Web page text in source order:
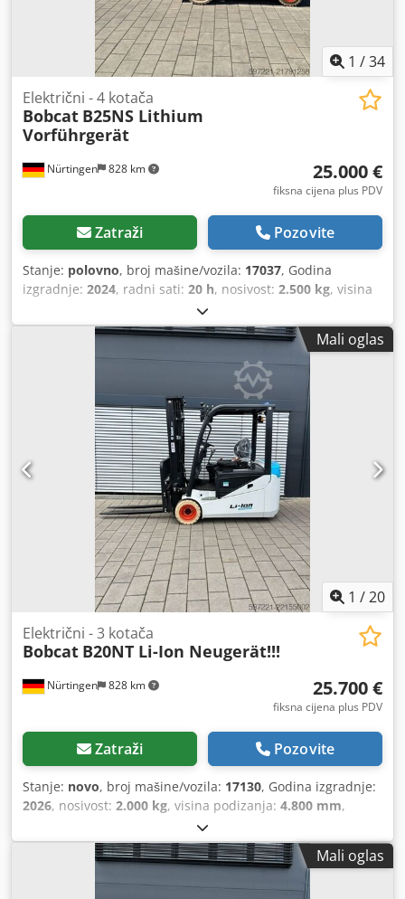
1 /34
Nürtingen 828 km
Električni - 4 kotača
Bobcat B25NS Lithium
Vorführgerät
25.000 €
fiksna cijena plus PDV
Zatraži Pozovite
Stanje: polovno, broj mašine/vozila: 17037, Godina
izgradnje: 2024, radni sati: 20 h, nosivost: 2.500 kg, visina
, slobodno podizanje:
središte tereta:500 mm, vrsta goriva:električni, vrsta
, građevinska visina:2.180 mm , napon
, duljina vilica: 1.200 mm, dimenzija prednje
, dimenzija stražnje gume: 18X7-8
3.552 kg,
Mali oglas
1 /20
Nürtingen 828 km
Električni - 3 kotača
Bobcat B20NT Li-Ion Neugerät!!!
25.700 €
fiksna cijena plus PDV
Zatraži Pozovite
Stanje: novo, broj mašine/vozila: 17130, Godina izgradnje:
2026, nosivost: 2.000 kg, visina podizanja: 4.800 mm,
1.484 mm
vrsta goriva:električni, vrsta jarbola:triplex, građevinska
2.215 mm, napon baterije:51,2 V, duljina vilica:
, dimenzija prednje gume:
200/50-10 non-
Mali oglas